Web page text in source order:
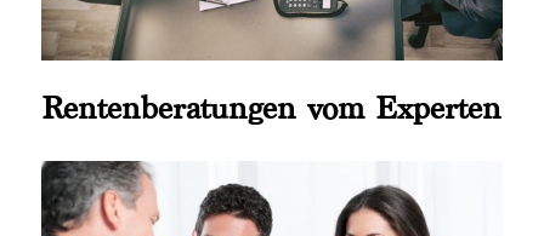
Rentenberatungen vom Experten